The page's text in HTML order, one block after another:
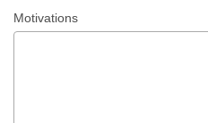
Motivations